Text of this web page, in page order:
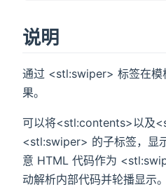
说明
通过 <stl:swiper> 标签在模
果。
可以将<stl:contents>以及
<stl:swiper> 的子标签，显
意 HTML 代码作为
动解析内部代码并轮播显示。